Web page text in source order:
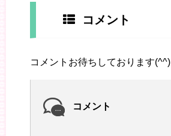
コメント
コメントお待ちしております(^^)
コメント